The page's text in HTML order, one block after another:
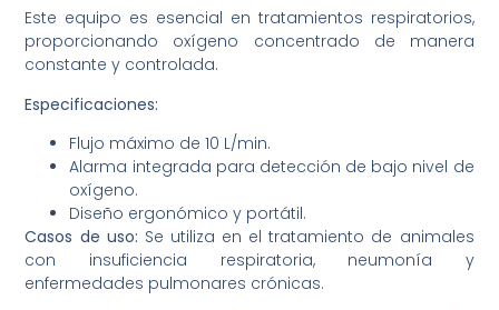
Este equipo es esencial en tratamientos respiratorios,
proporcionando oxígeno concentrado de manera
constante y controlada.
Especificaciones:
Flujo máximo de 10 L/min.
Alarma integrada para detección de bajo nivel de
oxígeno.
Diseño ergonómico y portátil.
Casos de uso: Se utiliza en el tratamiento de animales
con insuficiencia respiratoria, neumonía y
enfermedades pulmonares crónicas.